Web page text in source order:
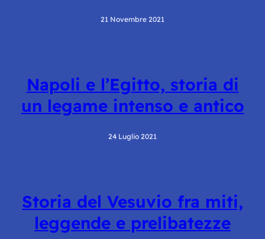
21 Novembre 2021
Napoli e l’Egitto, storia di
un legame intenso e antico
24 Luglio 2021
Storia del Vesuvio fra miti,
leggende e prelibatezze